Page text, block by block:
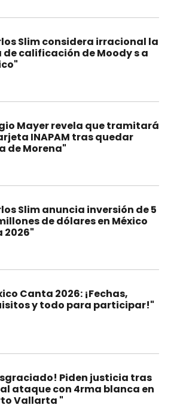
Slim considera irracional la
de calificación de Moody s a
Mayer revela que tramitará
INAPAM tras quedar
de Morena"
Slim anuncia inversión de 5
de dólares en México
2026"
Canta 2026: ¡Fechas,
y todo para participar!"
Piden justicia tras
ataque con 4rma blanca en
Vallarta "